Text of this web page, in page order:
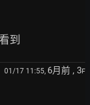
01/17 11:55, 6月前 , 3F